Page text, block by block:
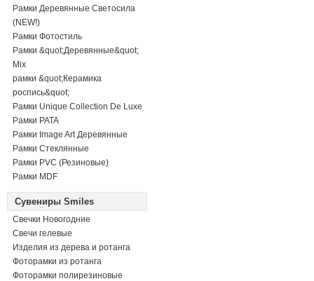
Рамки Деревянные Светосила
(NEW!)
Рамки Фотостиль
Рамки &quot;Деревянные&quot;
Mix
рамки &quot;Керамика
роспись&quot;
Рамки Unique Collection De Luxe
Рамки PATA
Рамки Image Art Деревянные
Рамки Стеклянные
Рамки PVC (Резиновые)
Рамки MDF
Сувениры Smiles
Свечки Новогодние
Свечи гелевые
Изделия из дерева и ротанга
Фоторамки из ротанга
Фоторамки полирезиновые